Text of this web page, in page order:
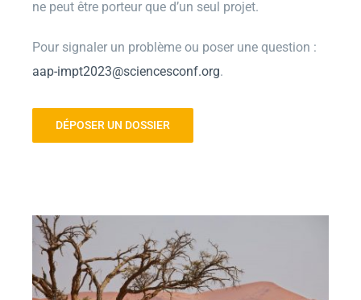
ne peut être porteur que d’un seul projet.
Pour signaler un problème ou poser une question :
aap-impt2023@sciencesconf.org.
DÉPOSER UN DOSSIER